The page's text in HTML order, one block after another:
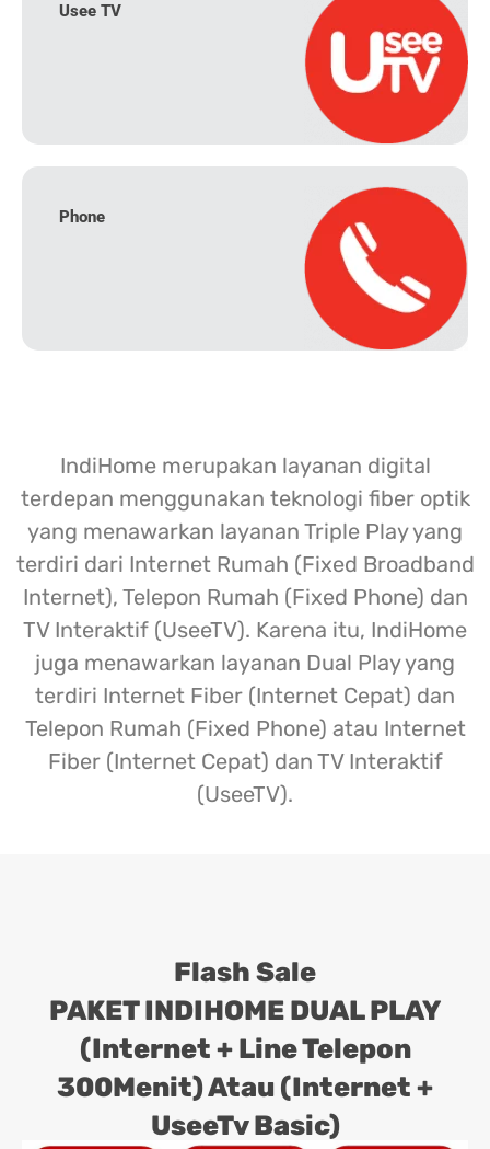
Usee TV
Phone
IndiHome merupakan layanan digital
terdepan menggunakan teknologi fiber optik
yang menawarkan layanan Triple Play yang
terdiri dari Internet Rumah (Fixed Broadband
Internet), Telepon Rumah (Fixed Phone) dan
TV Interaktif (UseeTV). Karena itu, IndiHome
juga menawarkan layanan Dual Play yang
terdiri Internet Fiber (Internet Cepat) dan
Telepon Rumah (Fixed Phone) atau Internet
Fiber (Internet Cepat) dan TV Interaktif
(UseeTV).
Flash Sale
PAKET INDIHOME DUAL PLAY
(Internet + Line Telepon
300Menit) Atau (Internet +
UseeTv Basic)